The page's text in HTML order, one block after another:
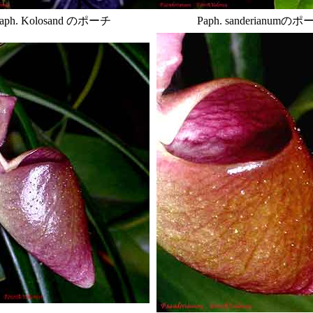
Kolosand のポーチ Paph. sanderianumのポ